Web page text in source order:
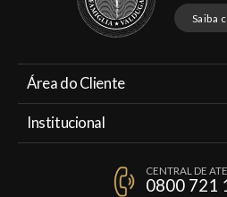
Saiba
Área do Cliente
Institucional
Política de PrivacidadeCENTRAL DE
0800 721